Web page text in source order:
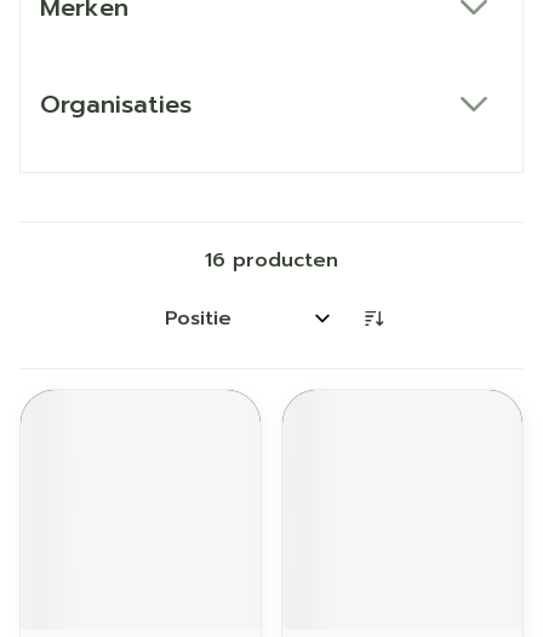
Merken
Organisaties
16 producten
Sorteer op: